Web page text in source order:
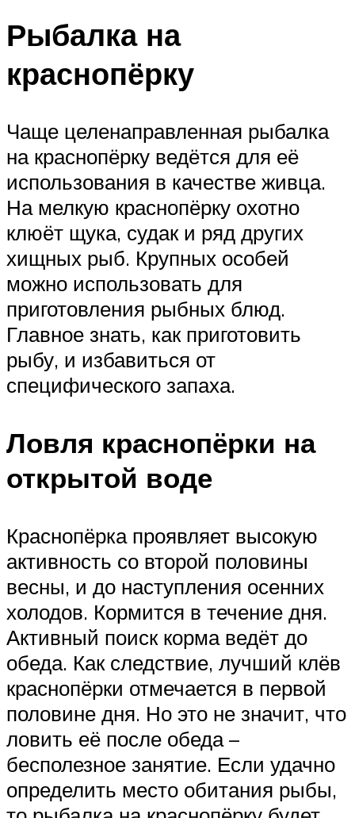
Рыбалка на
краснопёрку
Чаще целенаправленная рыбалка
на краснопёрку ведётся для её
использования в качестве живца.
На мелкую краснопёрку охотно
клюёт щука, судак и ряд других
хищных рыб. Крупных особей
можно использовать для
приготовления рыбных блюд.
Главное знать, как приготовить
рыбу, и избавиться от
специфического запаха.
Ловля краснопёрки на
открытой воде
Краснопёрка проявляет высокую
активность со второй половины
весны, и до наступления осенних
холодов. Кормится в течение дня.
Активный поиск корма ведёт до
обеда. Как следствие, лучший клёв
краснопёрки отмечается в первой
половине дня. Но это не значит, что
ловить её после обеда –
бесполезное занятие. Если удачно
определить место обитания рыбы,